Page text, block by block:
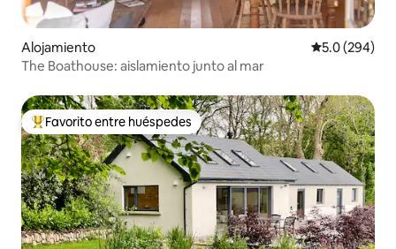
Alojamiento Calificación
5.0 (294)
The Boathouse: aislamiento junto al mar
Favorito entre huéspedes preferido
Favorito entre huéspedes